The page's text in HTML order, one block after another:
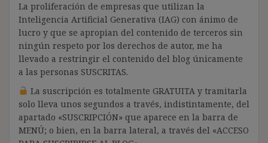
La proliferación de empresas que utilizan la
Inteligencia Artificial Generativa (IAG) con ánimo de
lucro y que se apropian del contenido de terceros sin
ningún respeto por los derechos de autor, me ha
llevado a restringir el contenido del blog únicamente
a las personas SUSCRITAS.
La suscripción es totalmente GRATUITA y tramitarla
solo lleva unos segundos a través, indistintamente, del
apartado «SUSCRIPCIÓN» que aparece en la barra de
MENÚ; o bien, en la barra lateral, a través del «ACCESO